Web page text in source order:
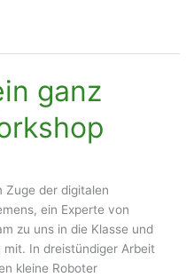
ganz
Zuge der digitalen
ein Experte von
zu uns in die Klasse und
In dreistündiger Arbeit
kleine Roboter